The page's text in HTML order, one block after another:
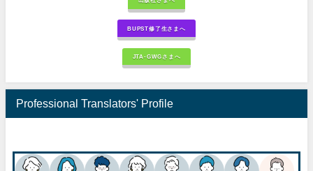
BUPST修了生さまへ
JTA-GWGさまへ
Professional Translators' Profile